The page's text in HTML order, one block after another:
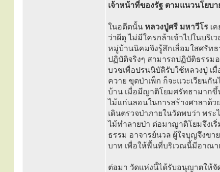
เจ้าหน้าที่ของรัฐ ตามแนวนโยบ
ในอดีตนั้น หลวงปู่ศรี มหาวีโร เ
ว่าผีดุ ไม่มีใครกล้าเข้าไปในบริ
หมู่บ้านนิคมจึงรู้สึกเลื่อมใสศรัทธ
ปฏิบัติจริงๆ สามารถปฏิบัติธรรม
บวชเพื่อปรนนิบัติรับใช้หลวงปู่ เมื่
ควาย ขุดป่าเพ็ก ก็จะแวะเวียนกั
บ้าน เมื่อมีญาติโยมศรัทธามากขึ้
ไม้แก่นลอนในการสร้างศาลาด้
เดินตรวจป่าภายในวัดพบว่า พร
ไม้ทำลายป่า ต่อมาญาติโยมจึงเ
ธรรม อาจารย์นวล ผู้ใจบุญจึงขา
บาท เพื่อให้พื้นที่บริเวณนี้มีอาณา
ต่อมา วัดแห่งนี้ได้รับอนุญาตให้